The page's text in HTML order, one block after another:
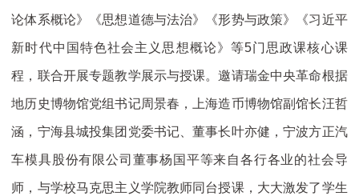
论体系概论》《思想道德与法治》《形势与政策》《习近平
新时代中国特色社会主义思想概论》等5门思政课核心课
程，联合开展专题教学展示与授课。邀请瑞金中央革命根据
地历史博物馆党组书记周景春，上海造币博物馆副馆长汪哲
涵，宁海县城投集团党委书记、董事长叶亦健，宁波方正汽
车模具股份有限公司董事杨国平等来自各行各业的社会导
师，与学校马克思主义学院教师同台授课，大大激发了学生